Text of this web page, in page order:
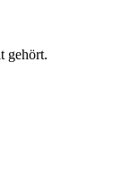
gehört.